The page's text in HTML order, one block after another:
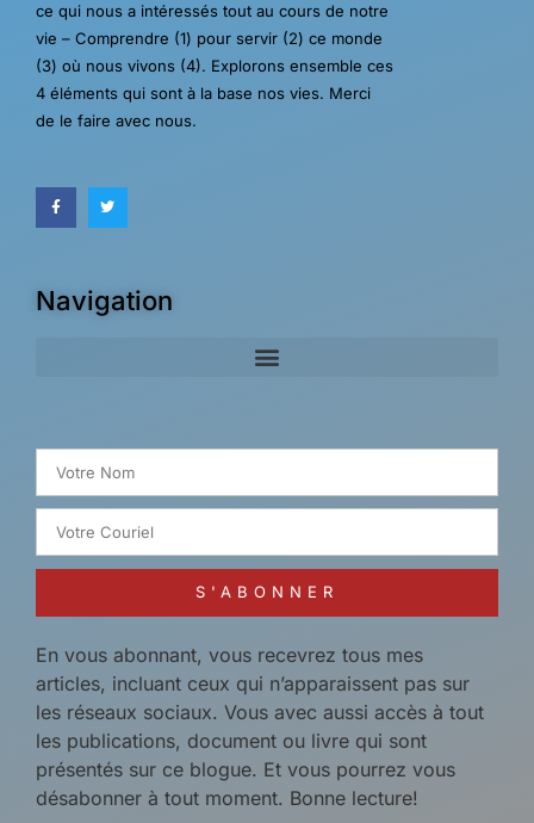
ce qui nous a intéressés tout au cours de notre
vie – Comprendre (1) pour servir (2) ce monde
(3) où nous vivons (4). Explorons ensemble ces
4 éléments qui sont à la base nos vies. Merci
de le faire avec nous.
Navigation
S'ABONNER
En vous abonnant, vous recevrez tous mes
articles, incluant ceux qui n’apparaissent pas sur
les réseaux sociaux. Vous avec aussi accès à tout
les publications, document ou livre qui sont
présentés sur ce blogue. Et vous pourrez vous
désabonner à tout moment. Bonne lecture!